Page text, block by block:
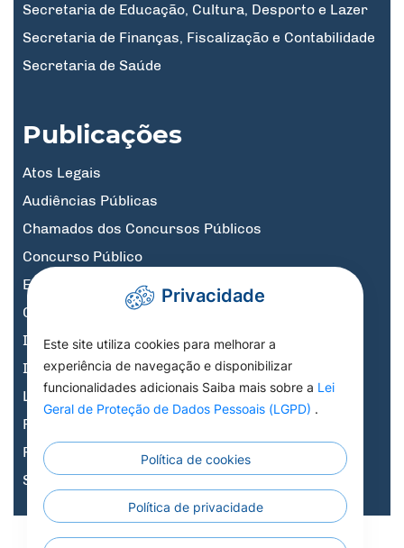
Secretaria de Educação, Cultura, Desporto e Lazer
Secretaria de Finanças, Fiscalização e Contabilidade
Secretaria de Saúde
Publicações
Atos Legais
Audiências Públicas
Chamados dos Concursos Públicos
Concurso Público
Educação
Governo Digital
Informativos
Informativos Licitações
Legislação, Decretos e Portarias
Previdência
Processo Seletivo
Saúde
Todos os Direitos Reservados a Prefeitura
Privacidade
Este site utiliza cookies para melhorar a
experiência de navegação e disponibilizar
funcionalidades adicionais Saiba mais sobre a Lei
Geral de Proteção de Dados Pessoais (LGPD) .
Política de cookies
Política de privacidade